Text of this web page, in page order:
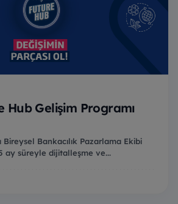
Hub Gelişim Programı
Bankacılık Pazarlama Ekibi
ay süreyle dijitalleşme ve...